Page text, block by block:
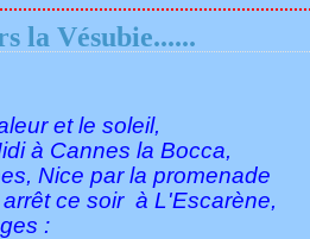
la Vésubie......
et le soleil,
à Cannes la Bocca,
Nice par la promenade
ce soir à L'Escarène,
: